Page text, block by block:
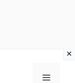
Menu